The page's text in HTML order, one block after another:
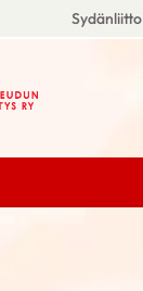
Sydänliitto